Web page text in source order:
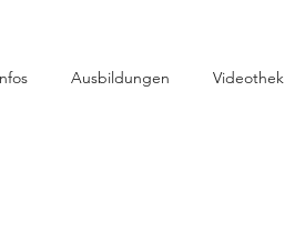
Ausbildungen Videothek